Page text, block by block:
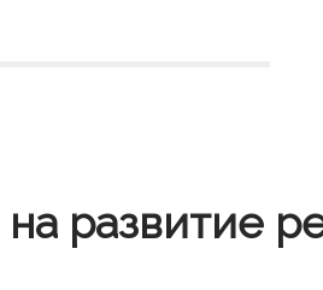
развитие